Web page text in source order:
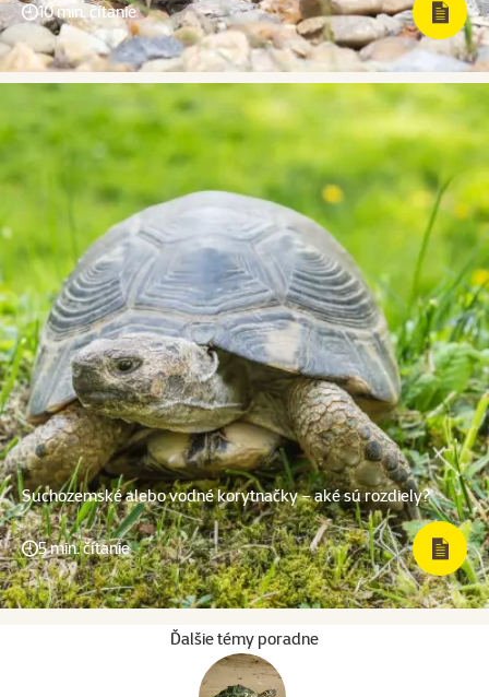
10 min. čítanie
Suchozemské alebo vodné korytnačky – aké sú rozdiely?
5 min. čítanie
Ďalšie témy poradne